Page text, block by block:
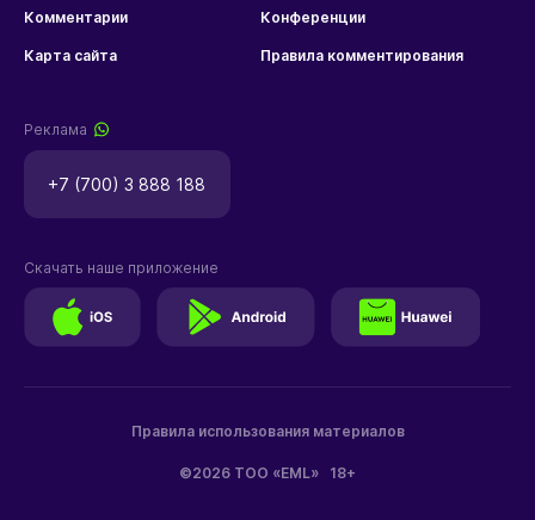
Комментарии Конференции
Карта сайта Правила комментирования
Реклама
+7 (700) 3 888 188
©2026 ТОО «EML» 18+
Правила использования материалов
Скачать наше приложение